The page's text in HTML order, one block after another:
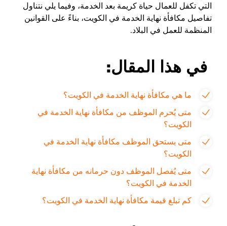
التي تكفل للعمال حياة كريمة بعد الخدمة، وفيما يلي نتناول
تفاصيل مكافأة نهاية الخدمة في الكويت، بناءً على القوانين
المنظمة للعمل في البلاد.
في هذا المقال:
ما هي مكافأة نهاية الخدمة في الكويت؟
متى يُحرم الموظف من مكافأة نهاية الخدمة في
الكويت؟
متى يستحق الموظف مكافأة نهاية الخدمة في
الكويت؟
متى يُفصل الموظف دون حرمانه من مكافأة نهاية
الخدمة في الكويت؟
كم تبلغ قيمة مكافأة نهاية الخدمة في الكويت؟